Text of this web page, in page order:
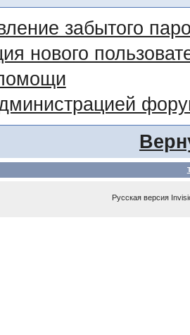
забытого
нового
Русская версия